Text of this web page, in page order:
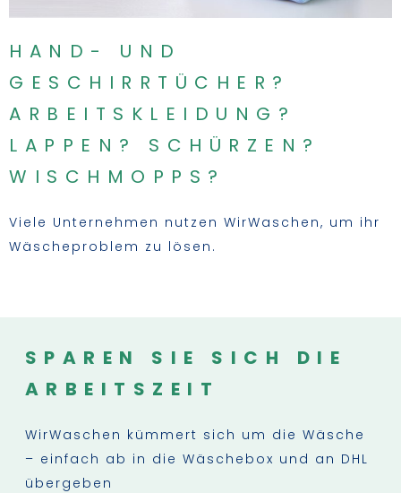
HAND- UND
GESCHIRRTÜCHER?
ARBEITSKLEIDUNG?
LAPPEN? SCHÜRZEN?
WISCHMOPPS?
Viele Unternehmen nutzen WirWaschen, um ihr
Wäscheproblem zu lösen.
SPAREN SIE SICH DIE
ARBEITSZEIT
WirWaschen kümmert sich um die Wäsche
– einfach ab in die Wäschebox und an DHL
übergeben